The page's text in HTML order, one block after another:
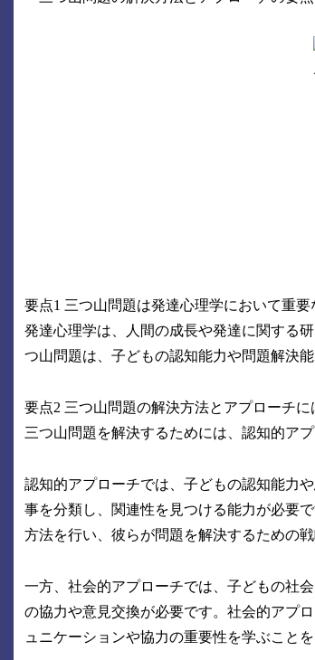
要点1 三つ山問題は発達心理学において重要
発達心理学は、人間の成長や発達に関する
つ山問題は、子どもの認知能力や問題解決
要点2 三つ山問題の解決方法とアプローチ
三つ山問題を解決するためには、認知的ア
認知的アプローチでは、子どもの認知能力
事を分類し、関連性を見つける能力が必要
方法を行い、彼らが問題を解決するための
一方、社会的アプローチでは、子どもの社
の協力や意見交換が必要です。社会的アプ
ュニケーションや協力の重要性を学ぶことを